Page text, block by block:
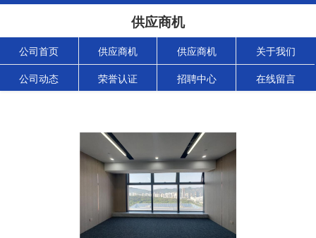
供应商机
公司首页 供应商机 供应商机 关于我们
公司动态 荣誉认证 招聘中心 在线留言